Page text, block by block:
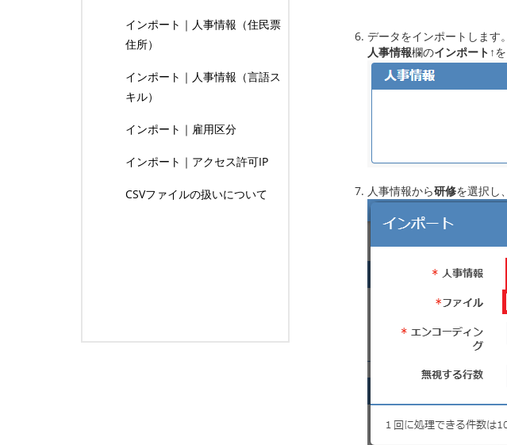
インポート｜人事情報（住民票
住所）
インポート｜人事情報（言語ス
キル）
インポート｜雇用区分
インポート｜アクセス許可IP
CSVファイルの扱いについて
データをインポートします。
人事情報欄のインポート↑
人事情報から研修を選択し、